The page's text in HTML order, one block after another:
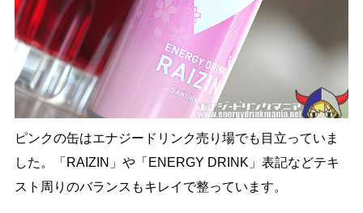
ピンクの缶はエナジードリンク売り場でも目立っていま
した。「RAIZIN」や「ENERGY DRINK」表記などテキ
スト周りのバランスもキレイで整っています。